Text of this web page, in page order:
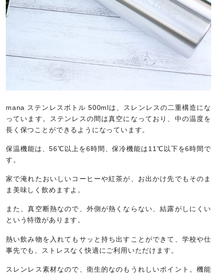
mana ステンレスボトル 500mlは、スレンレスの二重構造にな
っています。ステンレスの間は真空になっており、中の温度を
長く保つことができるようになっています。
保温機能は、56℃以上を6時間、保冷機能は11℃以下を6時間で
す。
家で淹れたおいしいコーヒーや紅茶が、お出かけ先でもそのま
ま美味しく飲めますよ。
また、真空断熱なので、外側が熱くならない、結露がしにくい
という特徴があります。
熱い飲み物を入れてもサッと持ち出すことができて、学校や仕
事先でも、ストレスなく快適にご利用いただけます。
スレンレス素材なので、衛生的なのもうれしいポイント。機能